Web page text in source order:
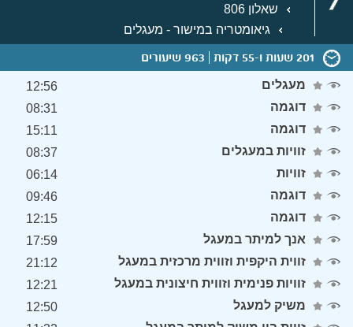
שאלון 806
גיאומטריה במישור - מעגלים
201 שעות ו-55 דקות 963 שיעורים
מעגלים
12:56
דוגמה
08:31
דוגמה
15:11
זוויות במעגלים
08:37
זוויות
06:14
דוגמה
09:46
דוגמה
12:15
אנך למיתר במעגל
17:59
זווית היקפית וזווית מרכזית במעגל
21:12
זוויות פנימית וזווית חיצונית במעגל
12:21
משיק למעגל
12:50